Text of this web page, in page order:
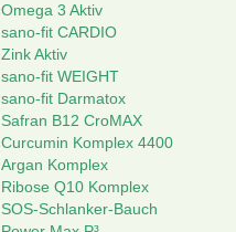
Omega 3 Aktiv
sano-fit CARDIO
Zink Aktiv
sano-fit WEIGHT
sano-fit Darmatox
Safran B12 CroMAX
Curcumin Komplex 4400
Argan Komplex
Ribose Q10 Komplex
SOS-Schlanker-Bauch